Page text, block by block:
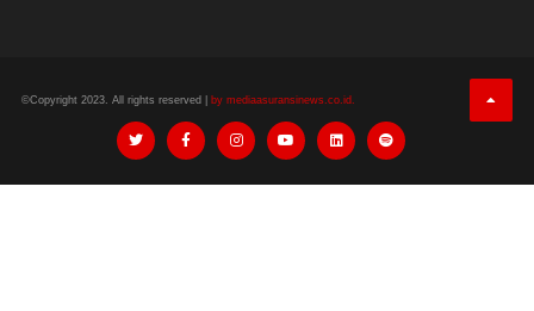
©Copyright 2023. All rights reserved | by mediaasuransinews.co.id.